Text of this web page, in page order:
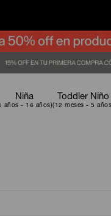
Niña Toddler Niño